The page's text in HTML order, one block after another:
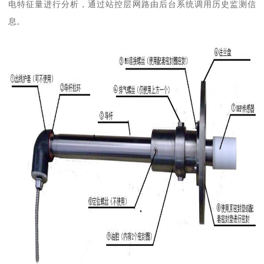
电特征量进行分析，通过站控层网路由后台系统调用历史监测信
息。